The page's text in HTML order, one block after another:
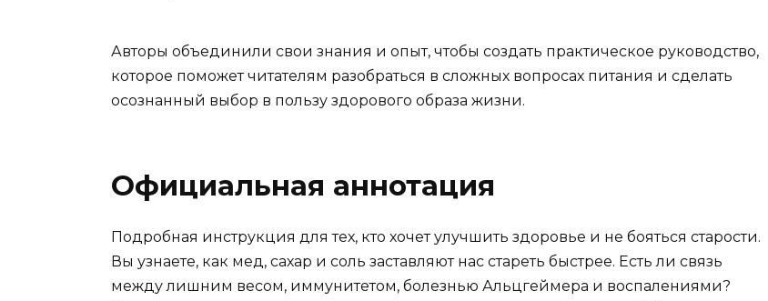
Авторы объединили свои знания и опыт, чтобы создать практическое руководство,
которое поможет читателям разобраться в сложных вопросах питания и сделать
осознанный выбор в пользу здорового образа жизни.
Официальная аннотация
Подробная инструкция для тех, кто хочет улучшить здоровье и не бояться старости.
Вы узнаете, как мед, сахар и соль заставляют нас стареть быстрее. Есть ли связь
между лишним весом, иммунитетом, болезнью Альцгеймера и воспалениями?